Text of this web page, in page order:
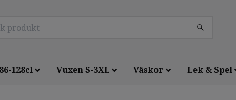
128cl Vuxen S-3XL Väskor Lek & Spel